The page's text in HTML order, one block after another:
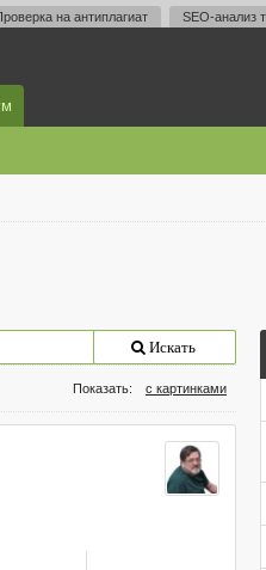
на антиплагиат SEO-анализ
Искать
Показать: с картинками